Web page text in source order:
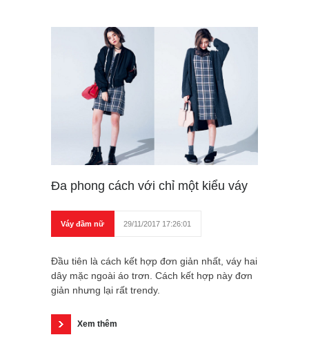
Đa phong cách với chỉ một kiểu váy
Váy đầm nữ 29/11/2017 17:26:01
Đầu tiên là cách kết hợp đơn giản nhất, váy hai
dây mặc ngoài áo trơn. Cách kết hợp này đơn
giản nhưng lại rất trendy.
Xem thêm